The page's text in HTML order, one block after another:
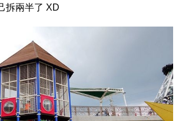
拆兩半了 XD